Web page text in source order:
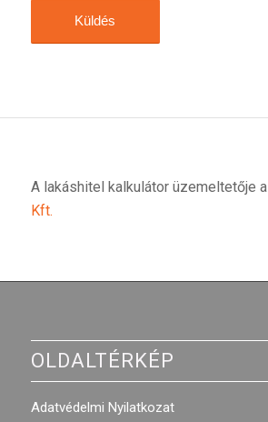
A lakáshitel kalkulátor üzemeltetője a
Kft.
OLDALTÉRKÉP
Adatvédelmi Nyilatkozat